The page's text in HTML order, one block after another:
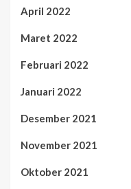
April 2022
Maret 2022
Februari 2022
Januari 2022
Desember 2021
November 2021
Oktober 2021